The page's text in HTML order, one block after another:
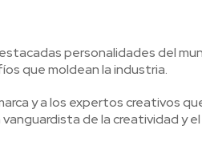
personalidades del
que moldean la industria.
y a los expertos creativos
de la creatividad y el